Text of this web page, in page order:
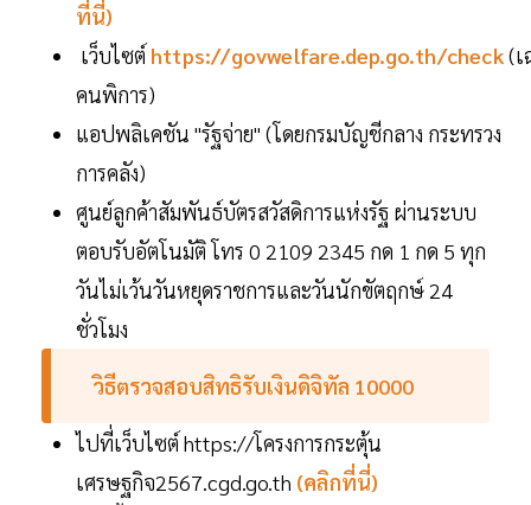
ที่นี่)
เว็บไซต์https://govwelfare.dep.go.th/check(เ
คนพิการ)
แอปพลิเคชัน "รัฐจ่าย" (โดยกรมบัญชีกลาง กระทรวง
การคลัง)
ศูนย์ลูกค้าสัมพันธ์บัตรสวัสดิการแห่งรัฐ ผ่านระบบ
ตอบรับอัตโนมัติ โทร 0 2109 2345 กด 1 กด 5 ทุก
วันไม่เว้นวันหยุดราชการและวันนักขัตฤกษ์ 24
ชั่วโมง
วิธีตรวจสอบสิทธิรับเงินดิจิทัล 10000
ไปที่เว็บไซต์ https://โครงการกระตุ้น
เศรษฐกิจ2567.cgd.go.th (คลิกที่นี่)